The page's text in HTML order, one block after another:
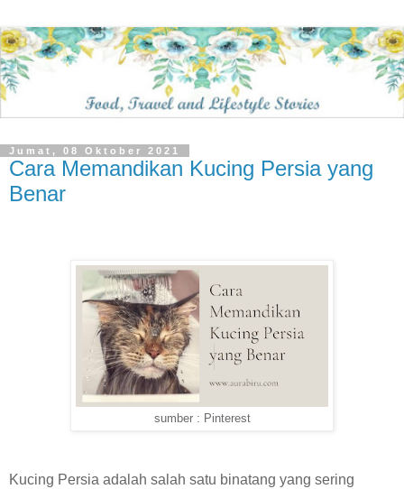
Jumat, 08 Oktober 2021
Cara Memandikan Kucing Persia yang
Benar
sumber : Pinterest
Kucing Persia adalah salah satu binatang yang sering